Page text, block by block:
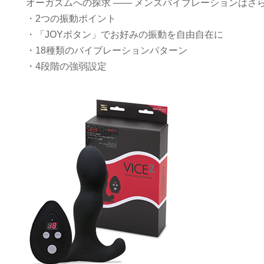
オーガズムへの探求 ―― メンズバイブレーションはさ
・2つの振動ポイント
・「JOYボタン」でお好みの振動を自由自在に
・18種類のバイブレーションパターン
・4段階の強弱設定